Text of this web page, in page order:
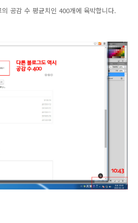
공감 수 평균치인 400개에 육박합니다.